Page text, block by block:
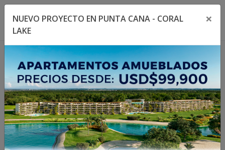
Toggle navigation menu
NUEVO PROYECTO EN PUNTA CANA - CORAL
LAKE
×